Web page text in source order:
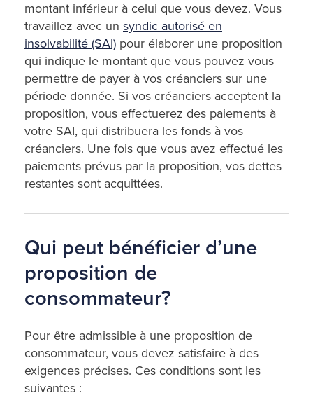
montant inférieur à celui que vous devez. Vous
travaillez avec un syndic autorisé en
insolvabilité (SAI) pour élaborer une proposition
qui indique le montant que vous pouvez vous
permettre de payer à vos créanciers sur une
période donnée. Si vos créanciers acceptent la
proposition, vous effectuerez des paiements à
votre SAI, qui distribuera les fonds à vos
créanciers. Une fois que vous avez effectué les
paiements prévus par la proposition, vos dettes
restantes sont acquittées.
Qui peut bénéficier d’une
proposition de
consommateur?
Pour être admissible à une proposition de
consommateur, vous devez satisfaire à des
exigences précises. Ces conditions sont les
suivantes :